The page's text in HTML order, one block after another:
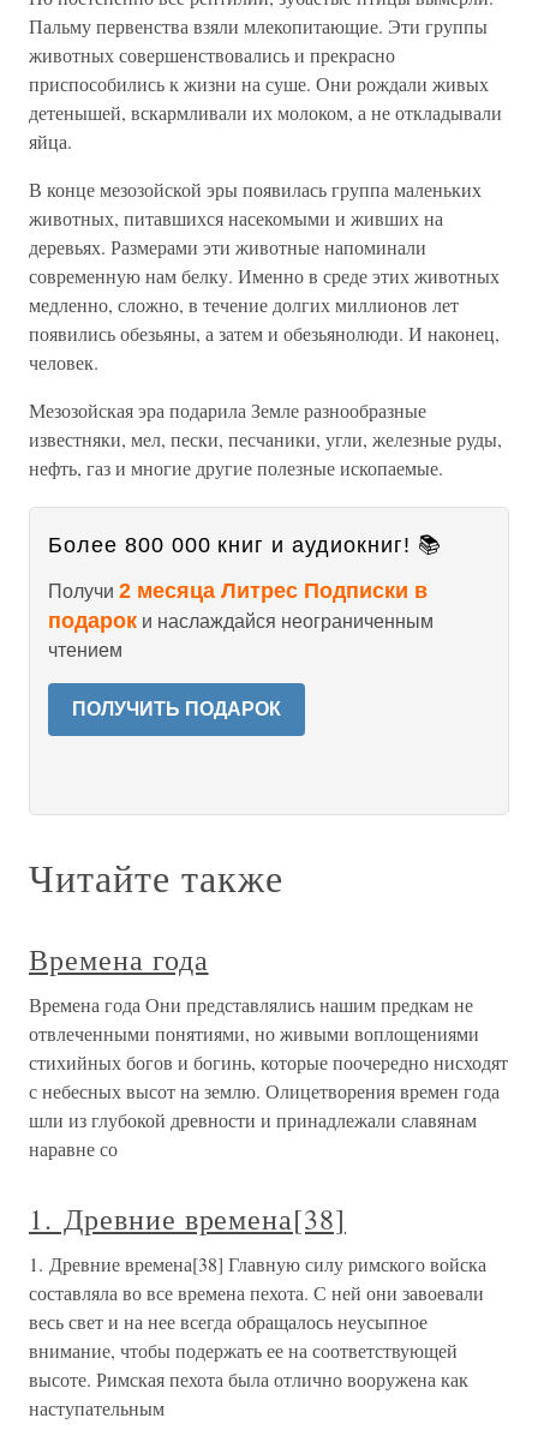
Пальму первенства взяли млекопитающие. Эти группы
животных совершенствовались и прекрасно
приспособились к жизни на суше. Они рождали живых
детенышей, вскармливали их молоком, а не откладывали
яйца.
В конце мезозойской эры появилась группа маленьких
животных, питавшихся насекомыми и живших на
деревьях. Размерами эти животные напоминали
современную нам белку. Именно в среде этих животных
медленно, сложно, в течение долгих миллионов лет
появились обезьяны, а затем и обезьянолюди. И наконец,
человек.
Мезозойская эра подарила Земле разнообразные
известняки, мел, пески, песчаники, угли, железные руды,
нефть, газ и многие другие полезные ископаемые.
Более 800 000 книг и аудиокниг! 📚
Получи 2 месяца Литрес Подписки в
подарок и наслаждайся неограниченным
чтением
ПОЛУЧИТЬ ПОДАРОК
Читайте также
Времена года
Времена года Они представлялись нашим предкам не
отвлеченными понятиями, но живыми воплощениями
стихийных богов и богинь, которые поочередно нисходят
с небесных высот на землю. Олицетворения времен года
шли из глубокой древности и принадлежали славянам
наравне со
1. Древние времена[38]
1. Древние времена[38] Главную силу римского войска
составляла во все времена пехота. С ней они завоевали
весь свет и на нее всегда обращалось неусыпное
внимание, чтобы подержать ее на соответствующей
высоте. Римская пехота была отлично вооружена как
наступательным